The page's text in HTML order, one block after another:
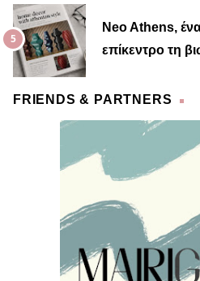
Neo Athens,
επίκεντρο τη
FRIENDS & PARTNERS